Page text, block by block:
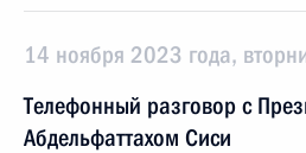
14 ноября 2023 года,
Телефонный разговор с
Абдельфаттахом Сиси